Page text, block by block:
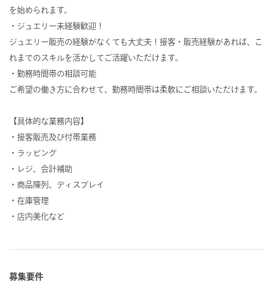
を始められます。
・ジュエリー未経験歓迎！
ジュエリー販売の経験がなくても大丈夫！接客・販売経験があれば、こ
れまでのスキルを活かしてご活躍いただけます。
・勤務時間帯の相談可能
ご希望の働き方に合わせて、勤務時間帯は柔軟にご相談いただけます。
【具体的な業務内容】
・接客販売及び付帯業務
・ラッピング
・レジ、会計補助
・商品陳列、ディスプレイ
・在庫管理
・店内美化など
募集要件